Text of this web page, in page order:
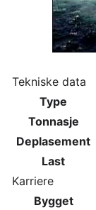
Tekniske data
Type
Tonnasje
Deplasement
Last
Karriere
Bygget